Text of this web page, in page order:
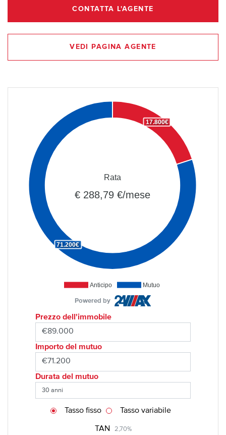
CONTATTA L'AGENTE
VEDI PAGINA AGENTE
Anticipo Mutuo
17.800€
71.200€
Rata
€ 288,79 €/mese
Powered by
Prezzo dell'immobile
Importo del mutuo
Durata del mutuo
TAN 2,70%
Tasso fisso Tasso variabile